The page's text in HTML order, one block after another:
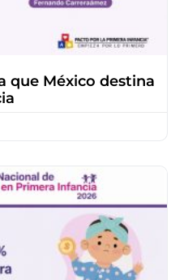
que México destina